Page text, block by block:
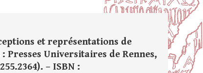
et représentations de
Presses Universitaires de Rennes,
– ISBN :